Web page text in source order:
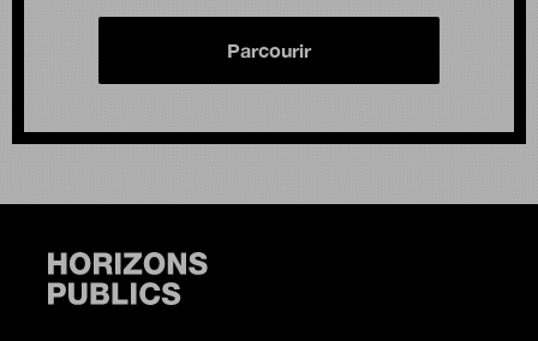
Parcourir